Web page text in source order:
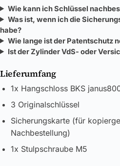
Wie kann ich Schlüssel
Was ist, wenn ich die
habe?
Wie lange ist der Patentschutz
Ist der Zylinder VdS- oder
Lieferumfang
1x Hangschloss BKS
3 Originalschlüssel
Sicherungskarte (für
Nachbestellung)
1x Stulpschraube M5